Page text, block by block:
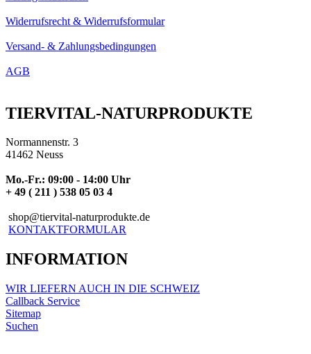
Widerrufsrecht & Widerrufsformular
Versand- & Zahlungsbedingungen
AGB
TIERVITAL-NATURPRODUKTE
Normannenstr. 3
41462 Neuss
Mo.-Fr.: 09:00 - 14:00 Uhr
+ 49 ( 211 ) 538 05 03 4
shop@tiervital-naturprodukte.de
KONTAKTFORMULAR
INFORMATION
WIR LIEFERN AUCH IN DIE SCHWEIZ
Callback Service
Sitemap
Suchen